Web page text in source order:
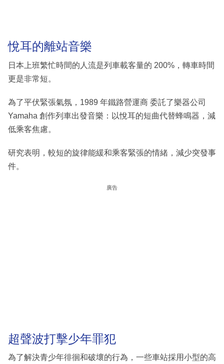
悅耳的離站音樂
日本上班繁忙時間的人流是列車載客量的 200%，轉車時間
更是非常短。
為了平伏緊張氣氛，1989 年鐵路營運商 委託了樂器公司
Yamaha 創作列車出發音樂：以悅耳的短曲代替蜂鳴器，減
低乘客焦慮。
研究表明，較短的旋律能緩和乘客緊張的情緒，減少突發事
件。
廣告
超聲波打擊少年罪犯
為了解決青少年徘徊和破壞的行為，一些車站採用小型的高